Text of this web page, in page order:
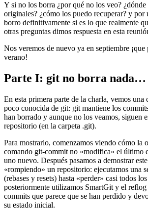
Y si no los borra ¿por qué no los veo? ¿dónde
originales? ¿cómo los puedo recuperar? y
borro definitivamente si es lo que realmente
otras preguntas dimos respuesta en esta
Nos veremos de nuevo ya en septiembre ¡que
verano!
Parte I: git no borra nada…
En esta primera parte de la charla, vemos una
poco conocida de git: git mantiene los
han borrado y aunque no los veamos, siguen
repositorio (en la carpeta .git).
Para mostrarlo, comenzamos viendo cómo la
comando git-commit no «modifica» el último
uno nuevo. Después pasamos a demostrar
«rompiendo» un repositorio: ejecutamos una
(rebases y resets) hasta «perder» casi todos
posteriormente utilizamos SmartGit y el reflog
commits que parece que se han perdido y
su estado inicial.